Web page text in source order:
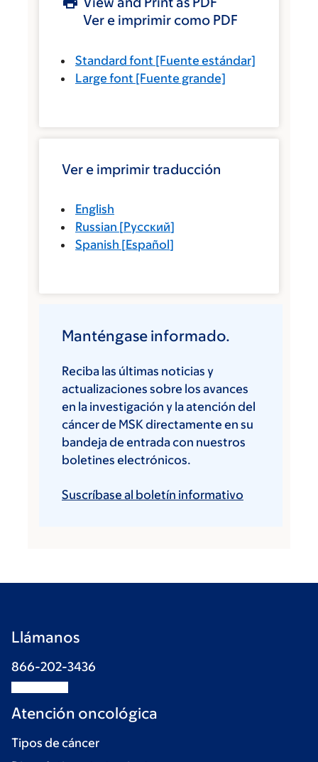
Ver e imprimir como PDF
Standard font [Fuente estándar]
Large font [Fuente grande]
Ver e imprimir traducción
English
Russian [Русский]
Spanish [Español]
Manténgase informado.
Reciba las últimas noticias y
actualizaciones sobre los avances
en la investigación y la atención del
cáncer de MSK directamente en su
bandeja de entrada con nuestros
boletines electrónicos.
Suscríbase al boletín informativo
Llámanos
866-202-3436
Atención oncológica
Tipos de cáncer